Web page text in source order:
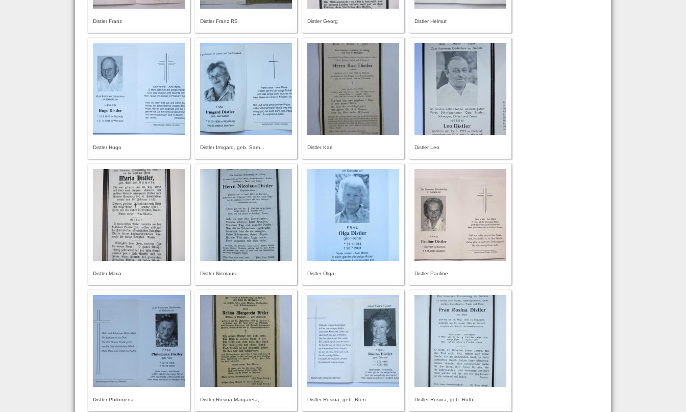
Distler Franz Distler Franz RS Distler Georg Distler Helmut
Distler Hugo Distler Irmgard, geb. Sam... Distler Karl Distler Leo
Distler Maria Distler Nicolaus Distler Olga Distler Pauline
Distler Philomena Distler Rosina Margareta,... Distler Rosina, geb. Bren... Distler Rosina, geb. Rüth